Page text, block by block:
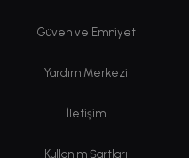
Güven ve Emniyet
Yardım Merkezi
İletişim
Kullanım Şartları